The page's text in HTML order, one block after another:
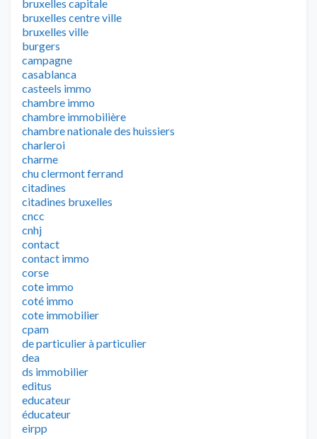
bruxelles capitale
bruxelles centre ville
bruxelles ville
burgers
campagne
casablanca
casteels immo
chambre immo
chambre immobilière
chambre nationale des huissiers
charleroi
charme
chu clermont ferrand
citadines
citadines bruxelles
cncc
cnhj
contact
contact immo
corse
cote immo
coté immo
cote immobilier
cpam
de particulier à particulier
dea
ds immobilier
editus
educateur
éducateur
eirpp